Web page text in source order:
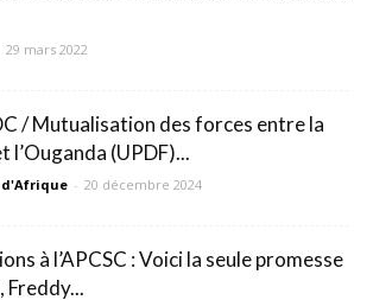
29 mars 2022
/ Mutualisation des forces entre la
l’Ouganda (UPDF)...
d'Afrique - 20 décembre 2024
à l’APCSC : Voici la seule promesse
Freddy...